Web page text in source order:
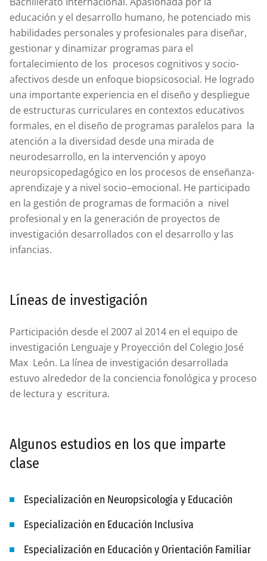
educación y el desarrollo humano, he potenciado mis
habilidades personales y profesionales para diseñar,
gestionar y dinamizar programas para el
fortalecimiento de los procesos cognitivos y socio-
afectivos desde un enfoque biopsicosocial. He logrado
una importante experiencia en el diseño y despliegue
de estructuras curriculares en contextos educativos
formales, en el diseño de programas paralelos para la
atención a la diversidad desde una mirada de
neurodesarrollo, en la intervención y apoyo
neuropsicopedagógico en los procesos de enseñanza-
aprendizaje y a nivel socio–emocional. He participado
en la gestión de programas de formación a nivel
profesional y en la generación de proyectos de
investigación desarrollados con el desarrollo y las
infancias.
Líneas de investigación
Participación desde el 2007 al 2014 en el equipo de
investigación Lenguaje y Proyección del Colegio José
Max León. La línea de investigación desarrollada
estuvo alrededor de la conciencia fonológica y proceso
de lectura y escritura.
Algunos estudios en los que imparte
clase
Especialización en Neuropsicología y Educación
Especialización en Educación Inclusiva
Especialización en Educación y Orientación Familiar